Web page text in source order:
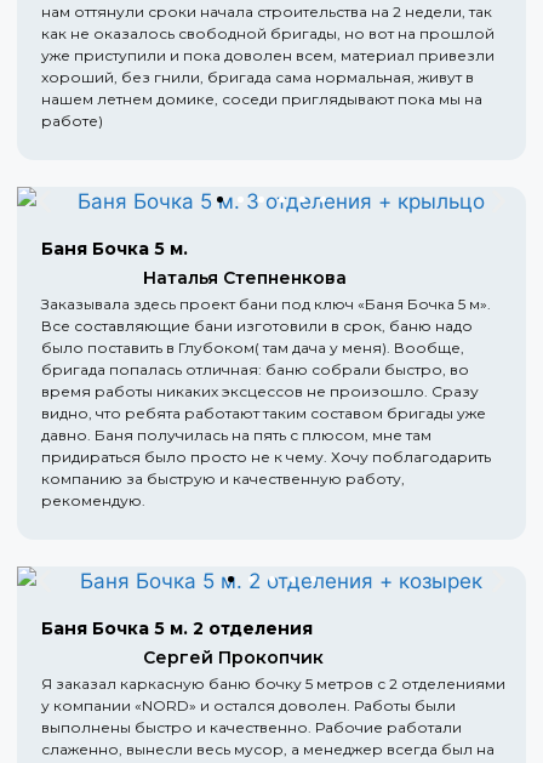
нам оттянули сроки начала строительства на 2 недели, так
как не оказалось свободной бригады, но вот на прошлой
уже приступили и пока доволен всем, материал привезли
хороший, без гнили, бригада сама нормальная, живут в
нашем летнем домике, соседи приглядывают пока мы на
работе)
Баня Бочка 5 м.
Наталья Степненкова
Заказывала здесь проект бани под ключ «Баня Бочка 5 м».
Все составляющие бани изготовили в срок, баню надо
было поставить в Глубоком( там дача у меня). Вообще,
бригада попалась отличная: баню собрали быстро, во
время работы никаких эксцессов не произошло. Сразу
видно, что ребята работают таким составом бригады уже
давно. Баня получилась на пять с плюсом, мне там
придираться было просто не к чему. Хочу поблагодарить
компанию за быструю и качественную работу,
рекомендую.
Баня Бочка 5 м. 2 отделения
Сергей Прокопчик
Я заказал каркасную баню бочку 5 метров с 2 отделениями
у компании «NORD» и остался доволен. Работы были
выполнены быстро и качественно. Рабочие работали
слаженно, вынесли весь мусор, а менеджер всегда был на